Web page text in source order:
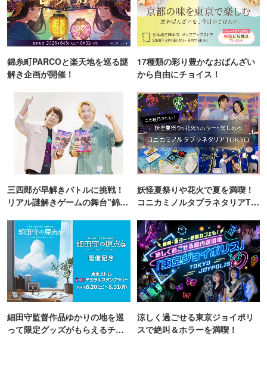
錦糸町PARCOと楽天地を巡る謎
解き企画が開催！
17種類の彩り豊かなおばんざい
から自由にチョイス！
三四郎が早解きバトルに挑戦！
リアル謎解きゲームの舞台"錦糸
妖怪夏祭りや花火で夏を満喫！
コニカミノルタプラネタリアTO
細田守監督作品ゆかりの地を巡
って限定グッズがもらえるチャ
涼しく過ごせる東京ジョイポリ
スで絶叫＆ホラーを満喫！